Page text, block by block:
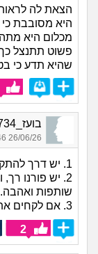
הצאת לה לראות
היא מסובבת
מכלום היא
פשוט תתנצל
שהיא תדע כי
בועז_5734, בן 69, אורח
26/06/26 04:46
1. יש דרך להתקדם לשם בתקשורת פתוחה וכנה.
2. יש פורנו
שותפות
3. אם לקחים את זה בקלילות זה כיף.
2